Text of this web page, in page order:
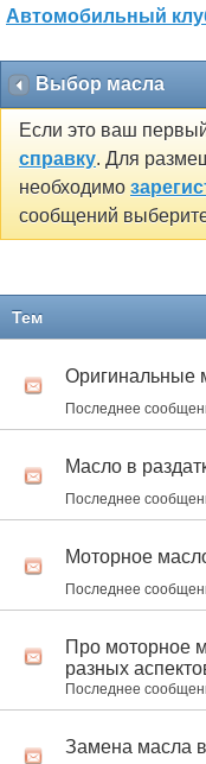
Автомобильный
Выбор масла
Если это ваш
справку. Для
необходимо
сообщений
Тем
Оригинальные
Последнее
Масло в
Последнее
Моторное
Последнее
Про моторное
разных
Последнее
Замена масла